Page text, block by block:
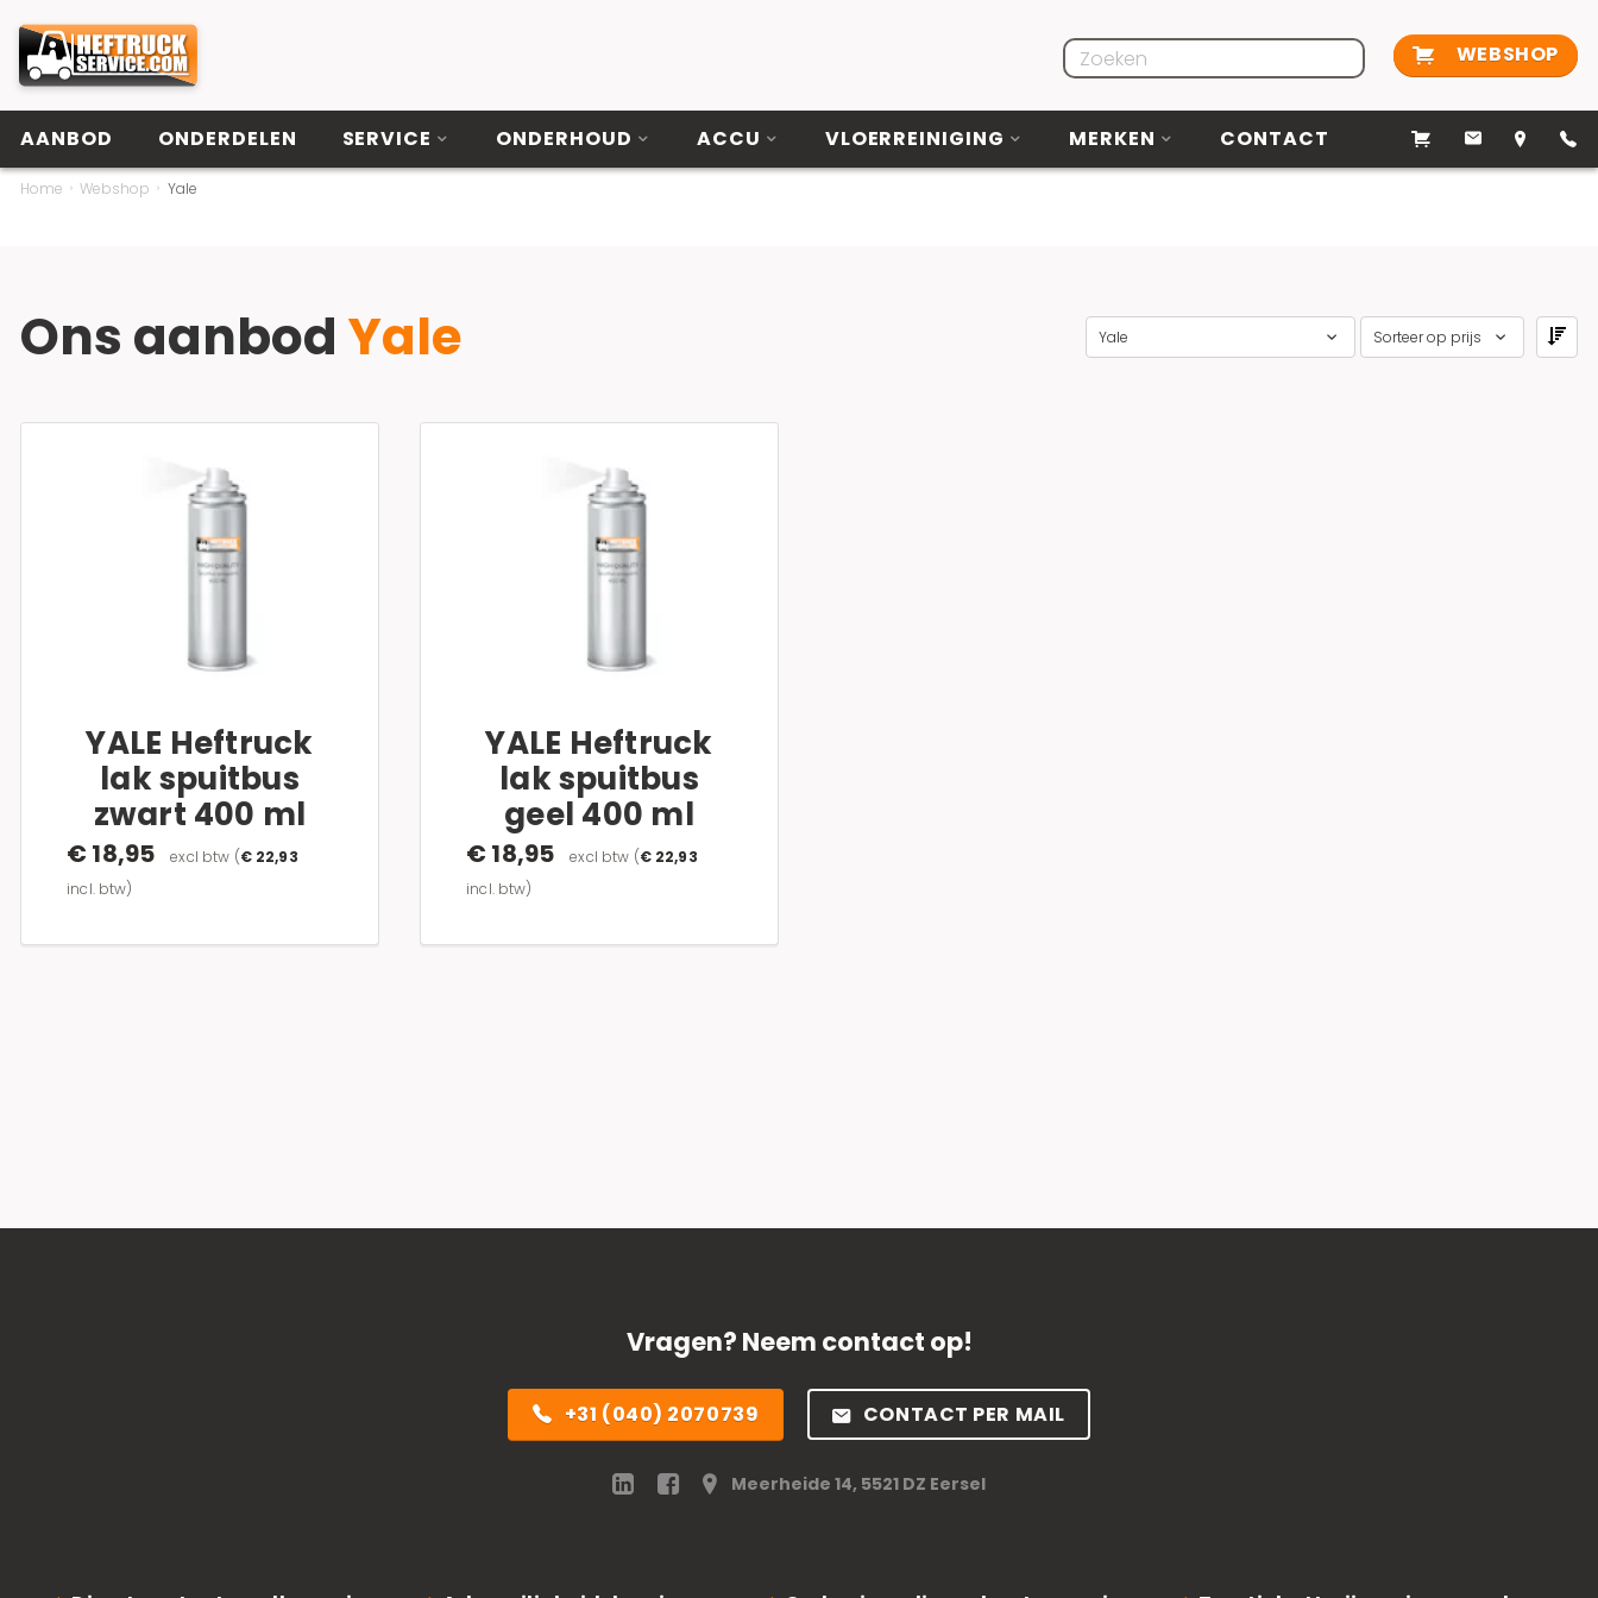
WEBSHOP
AANBOD ONDERDELEN SERVICE ONDERHOUD ACCU VLOERREINIGING MERKEN CONTACT
Home Webshop Yale
Ons aanbodYale Yale Sorteer op prijs
YALE Heftruck
lak spuitbus
geel 400 ml
€ 18,95 excl btw (€ 22,93
incl. btw)
YALE Heftruck
lak spuitbus
zwart 400 ml
€ 18,95 excl btw (€ 22,93
incl. btw)
Vragen? Neem contact op!
+31 (040) 2070739 CONTACT PER MAIL
Meerheide 14, 5521 DZ Eersel